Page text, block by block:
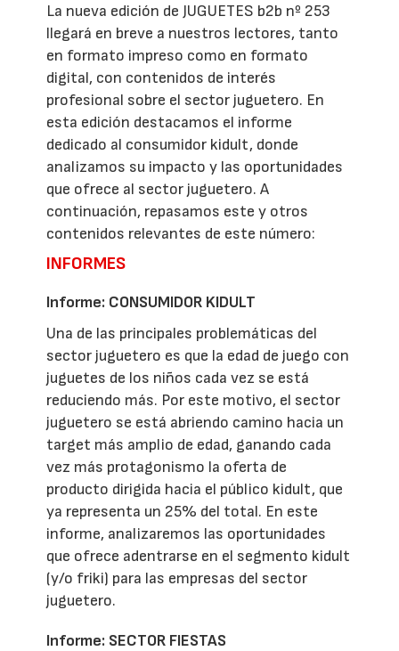
La nueva edición de JUGUETES b2b nº 253
llegará en breve a nuestros lectores, tanto
en formato impreso como en formato
digital, con contenidos de interés
profesional sobre el sector juguetero. En
esta edición destacamos el informe
dedicado al consumidor kidult, donde
analizamos su impacto y las oportunidades
que ofrece al sector juguetero. A
continuación, repasamos este y otros
contenidos relevantes de este número:
INFORMES
Informe: CONSUMIDOR KIDULT
Una de las principales problemáticas del
sector juguetero es que la edad de juego con
juguetes de los niños cada vez se está
reduciendo más. Por este motivo, el sector
juguetero se está abriendo camino hacia un
target más amplio de edad, ganando cada
vez más protagonismo la oferta de
producto dirigida hacia el público kidult, que
ya representa un 25% del total. En este
informe, analizaremos las oportunidades
que ofrece adentrarse en el segmento kidult
(y/o friki) para las empresas del sector
juguetero.
Informe: SECTOR FIESTAS